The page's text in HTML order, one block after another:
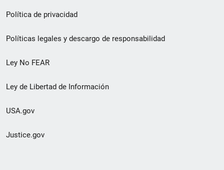
pie
de
página
Política de privacidad
Políticas legales y descargo de responsabilidad
Ley No FEAR
Ley de Libertad de Información
USA.gov
Justice.gov